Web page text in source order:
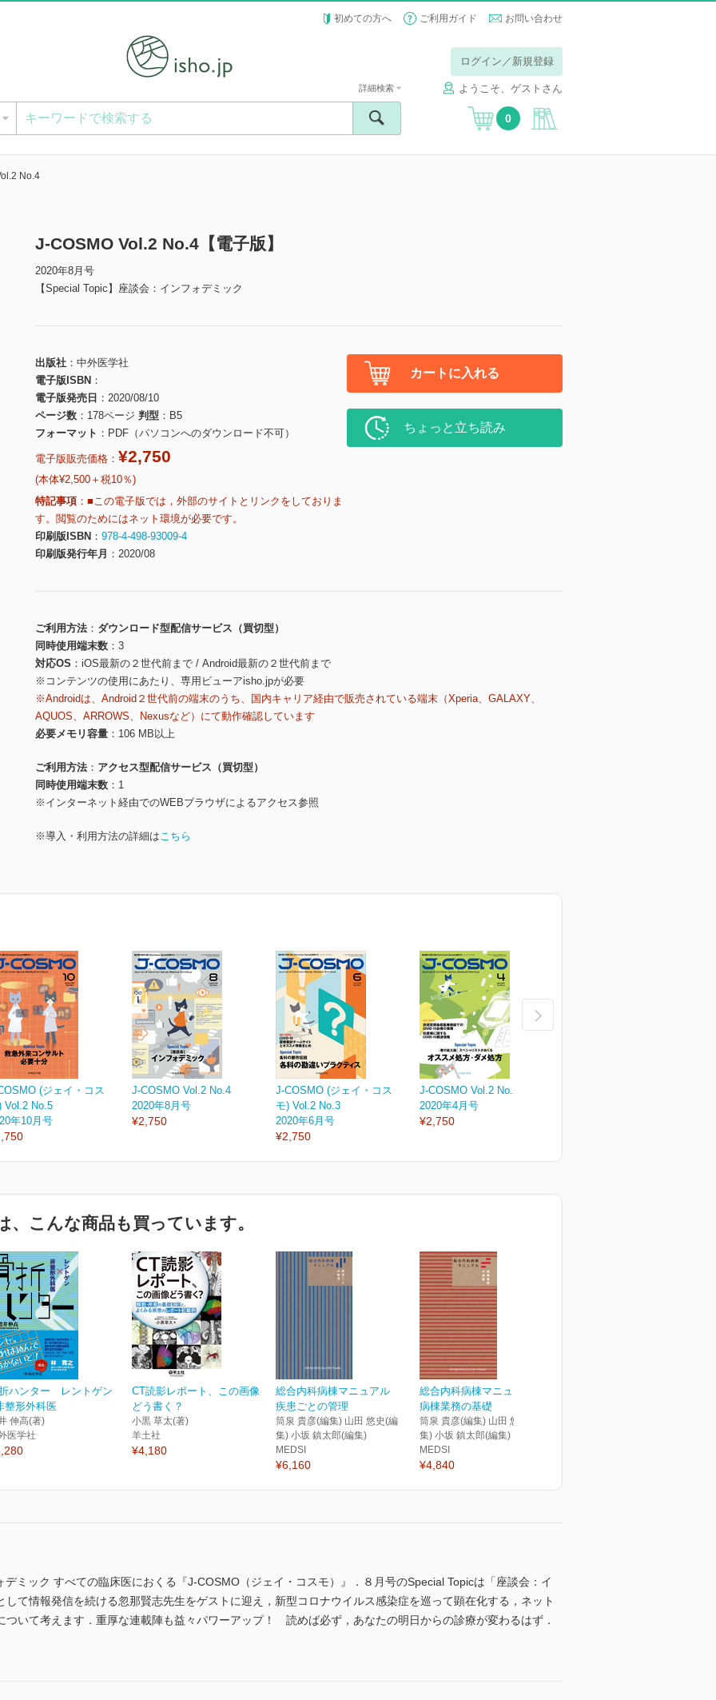
初めての方へ ご利用ガイド お問い合わせ
ログイン／新規登録
ようこそ、ゲストさん
詳細検索
0
No.4
J-COSMO Vol.2 No.4【電子版】
2020年8月号
【Special Topic】座談会：インフォデミック
出版社
中外医学社
電子版ISBN
電子版発売日
2020/08/10
ページ数
178ページ 判型
B5
フォーマット
PDF（パソコンへのダウンロード不可）
電子版販売価格： ¥2,750
(本体¥2,500＋税10％)
特記事項
■この電子版では，外部のサイトとリンクをしておりま
す。閲覧のためにはネット環境が必要です。
印刷版ISBN
978-4-498-93009-4
印刷版発行年月
2020/08
カートに入れる
ちょっと立ち読み
ご利用方法
ダウンロード型配信サービス（買切型）
同時使用端末数
3
対応OS
iOS最新の２世代前まで / Android最新の２世代前まで
※コンテンツの使用にあたり、専用ビューアisho.jpが必要
※Androidは、Android２世代前の端末のうち、国内キャリア経由で販売されている端末（Xperia、GALAXY、
AQUOS、ARROWS、Nexusなど）にて動作確認しています
必要メモリ容量
106 MB以上
ご利用方法
アクセス型配信サービス（買切型）
同時使用端末数
1
※インターネット経由でのWEBブラウザによるアクセス参照
※導入・利用方法の詳細はこちら
(ジェイ・コス
Vol.2 No.5
年10月号
J-COSMO Vol.2 No.4
2020年8月号
¥2,750
J-COSMO (ジェイ・コス
モ) Vol.2 No.3
2020年6月号
¥2,750
J-COSMO Vol.2 No.2
2020年4月号
¥2,750
、こんな商品も買っています。
ハンター レントゲン
整形外科医
伸高(著)
医学社
CT読影レポート、この画像
どう書く？
小黒 草太(著)
羊土社
¥4,180
総合内科病棟マニュアル
疾患ごとの管理
筒泉 貴彦(編集) 山田 悠史(編
集) 小坂 鎮太郎(編集)
MEDSI
¥6,160
総合内科病棟マニュアル
病棟業務の基礎
筒泉 貴彦(編集) 山田 悠史(編
集) 小坂 鎮太郎(編集)
MEDSI
¥4,840
ミック すべての臨床医におくる『J-COSMO（ジェイ・コスモ）』．８月号のSpecial Topicは「座談会：イ
て情報発信を続ける忽那賢志先生をゲストに迎え，新型コロナウイルス感染症を巡って顕在化する，ネット
ついて考えます．重厚な連載陣も益々パワーアップ！ 読めば必ず，あなたの明日からの診療が変わるはず．